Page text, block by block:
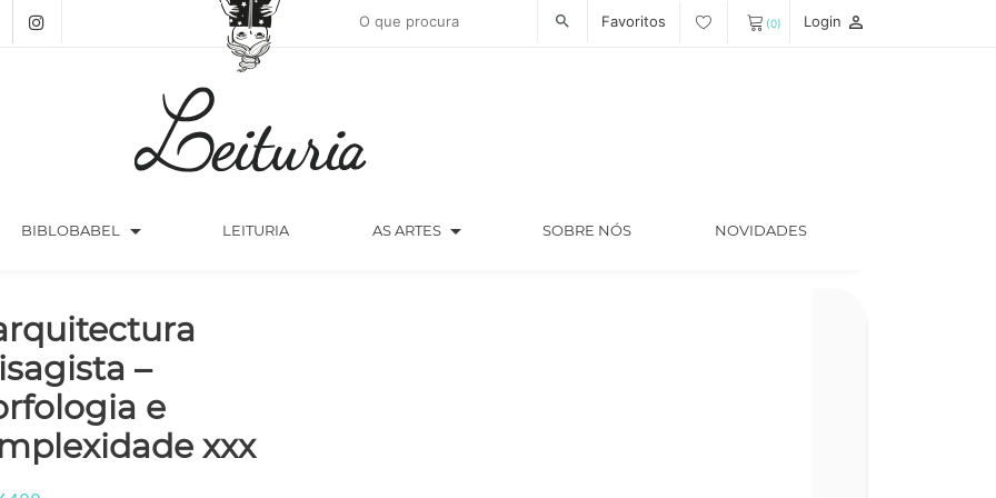
search Favoritos (0) Login person_outline
BIBLOBABEL arrow_drop_down LEITURIA AS ARTES arrow_drop_down SOBRE NÓS NOVIDADES
–
e
xxx